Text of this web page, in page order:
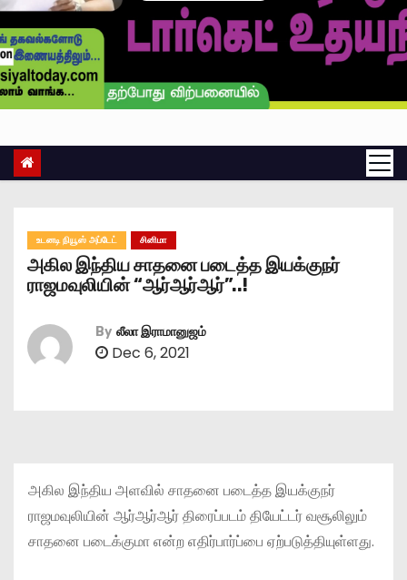
உடனடி நியூஸ் அப்டேட் சினிமா
அகில இந்திய சாதனை படைத்த இயக்குநர்
ராஜமவுலியின் “ஆர்ஆர்ஆர்”..!
By லீலா இராமானுஜம்
Dec 6, 2021
அகில இந்திய அளவில் சாதனை படைத்த இயக்குநர்
ராஜமவுலியின் ஆர்ஆர்ஆர் திரைப்படம் தியேட்டர் வசூலிலும்
சாதனை படைக்குமா என்ற எதிர்பார்ப்பை ஏற்படுத்தியுள்ளது.